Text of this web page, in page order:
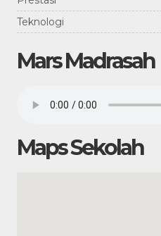
Teknologi
Mars Madrasah
Maps Sekolah